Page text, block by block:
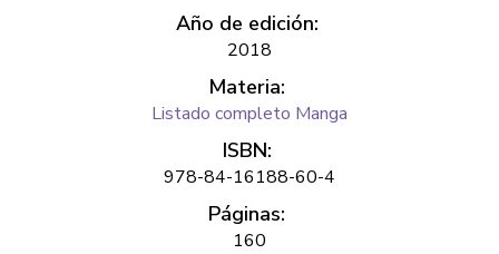
Año de edición:
2018
Materia:
Listado completo Manga
ISBN:
978-84-16188-60-4
Páginas:
160